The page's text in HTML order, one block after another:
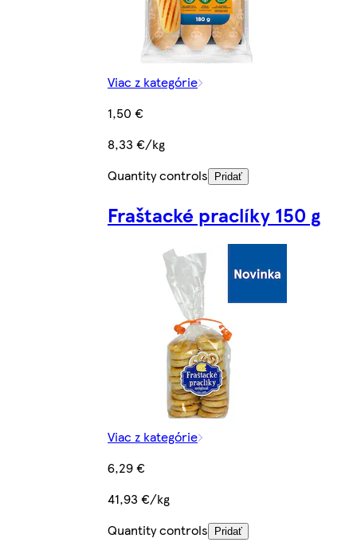
Viac z kategórie
1,50 €
8,33 €/kg
Quantity controls
Pridať
Fraštacké praclíky 150 g
Viac z kategórie
6,29 €
41,93 €/kg
Quantity controls
Pridať